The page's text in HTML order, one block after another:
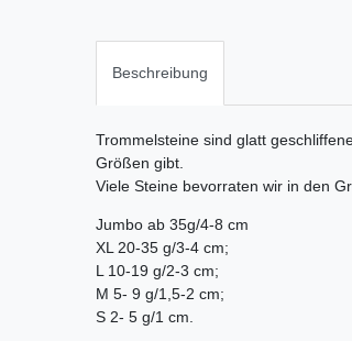
Beschreibung
Trommelsteine sind glatt
Größen gibt.
Viele Steine bevorraten wir in den
Jumbo ab 35g/4-8 cm
XL 20-35 g/3-4 cm;
L 10-19 g/2-3 cm;
M 5- 9 g/1,5-2 cm;
S 2- 5 g/1 cm.